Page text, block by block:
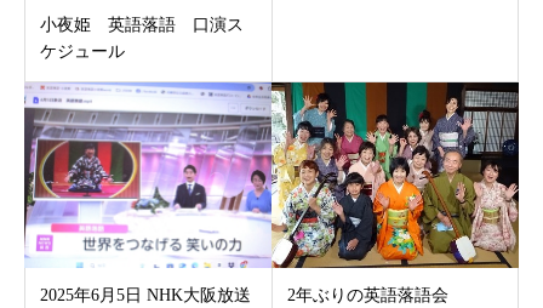
小夜姫 英語落語 口演ス
ケジュール
2025年6月5日 NHK大阪放送
2年ぶりの英語落語会